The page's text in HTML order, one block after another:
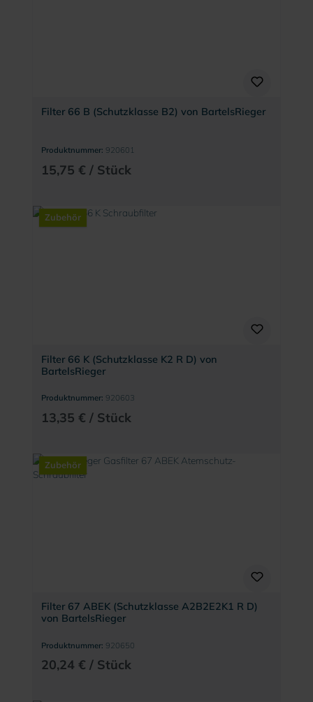
Filter 66 B (Schutzklasse B2) von BartelsRieger
Produktnummer: 920601
15,75 € / Stück
Zubehör
Filter 66 K (Schutzklasse K2 R D) von
BartelsRieger
Produktnummer: 920603
13,35 € / Stück
Zubehör
Filter 67 ABEK (Schutzklasse A2B2E2K1 R D)
von BartelsRieger
Produktnummer: 920650
20,24 € / Stück